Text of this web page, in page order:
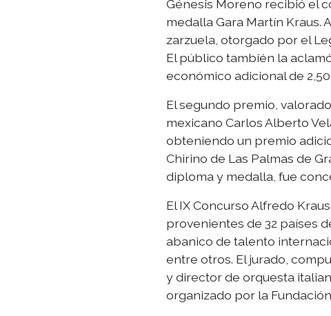
Génesis Moreno recibió el
medalla Gara Martín
zarzuela, otorgado por el
El público también la
económico adicional de
El segundo premio,
mexicano Carlos Alberto
obteniendo un premio
Chirino de Las Palmas de
diploma y medalla, fue
El IX Concurso Alfredo
provenientes de 32 países
abanico de talento
entre otros. El jurado,
y director de orquesta
organizado por la